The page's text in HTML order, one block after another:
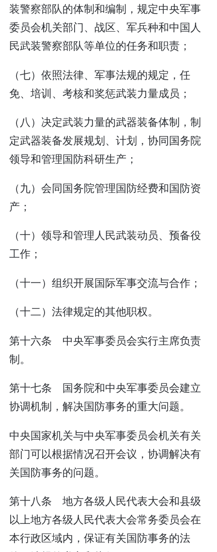
装警察部队的体制和编制，规定中央军事
委员会机关部门、战区、军兵种和中国人
民武装警察部队等单位的任务和职责；
（七）依照法律、军事法规的规定，任
免、培训、考核和奖惩武装力量成员；
（八）决定武装力量的武器装备体制，制
定武器装备发展规划、计划，协同国务院
领导和管理国防科研生产；
（九）会同国务院管理国防经费和国防资
产；
（十）领导和管理人民武装动员、预备役
工作；
（十一）组织开展国际军事交流与合作；
（十二）法律规定的其他职权。
第十六条 中央军事委员会实行主席负责
制。
第十七条 国务院和中央军事委员会建立
协调机制，解决国防事务的重大问题。
中央国家机关与中央军事委员会机关有关
部门可以根据情况召开会议，协调解决有
关国防事务的问题。
第十八条 地方各级人民代表大会和县级
以上地方各级人民代表大会常务委员会在
本行政区域内，保证有关国防事务的法